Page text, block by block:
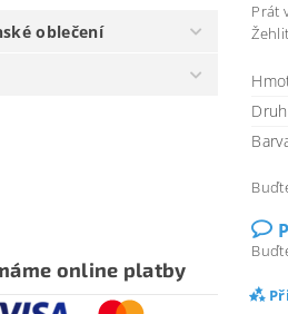
oblečení
online platby
Prát
Druh